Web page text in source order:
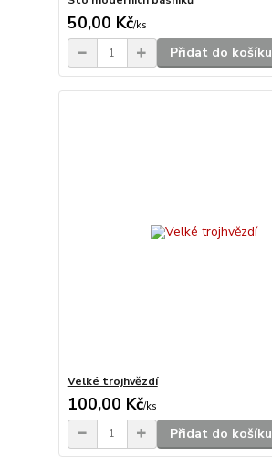
50,00 Kč/ks
Přidat do košíku
Velké trojhvězdí
100,00 Kč/ks
Přidat do košíku